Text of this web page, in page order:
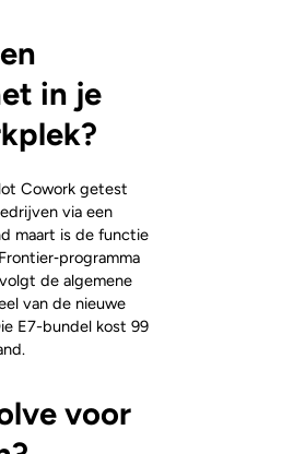
in je
Cowork getest
via een
maart is de functie
de algemene
van de nieuwe
E7-bundel kost 99
voor